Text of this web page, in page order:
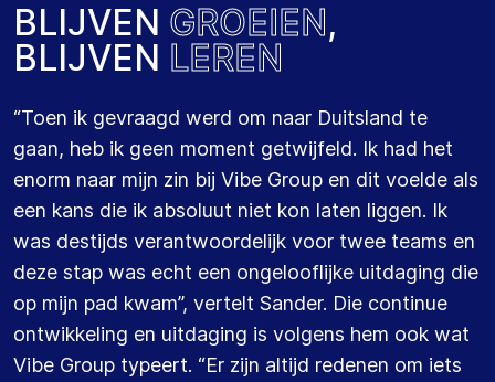
BLIJVEN GROEIEN,
BLIJVEN LEREN
“Toen ik gevraagd werd om naar Duitsland te
gaan, heb ik geen moment getwijfeld. Ik had het
enorm naar mijn zin bij Vibe Group en dit voelde als
een kans die ik absoluut niet kon laten liggen. Ik
was destijds verantwoordelijk voor twee teams en
deze stap was echt een ongelooflijke uitdaging die
op mijn pad kwam”, vertelt Sander. Die continue
ontwikkeling en uitdaging is volgens hem ook wat
Vibe Group typeert. “Er zijn altijd redenen om iets